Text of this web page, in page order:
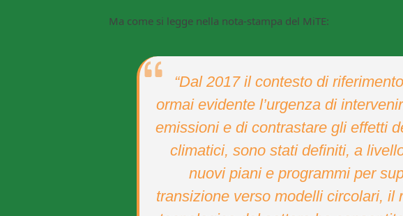
Ma come si legge nella nota-stampa del MiTE:
“Dal 2017 il contesto di
ormai evidente l’urgenza di
emissioni e di contrastare gli effetti
climatici, sono stati definiti, a
nuovi piani e programmi per
transizione verso modelli circolari, il